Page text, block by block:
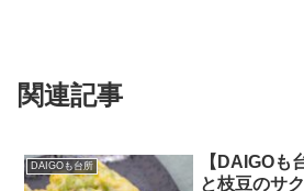
関連記事
DAIGOも台所
【DAIGOも
と枝豆のサ